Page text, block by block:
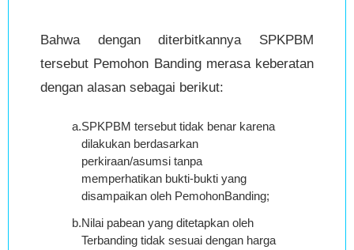
Bahwa dengan diterbitkannya SPKPBM
tersebut Pemohon Banding merasa keberatan
dengan alasan sebagai berikut:
a.SPKPBM tersebut tidak benar karena
dilakukan berdasarkan
perkiraan/asumsi tanpa
memperhatikan bukti-bukti yang
disampaikan oleh PemohonBanding;
b.Nilai pabean yang ditetapkan oleh
Terbanding tidak sesuai dengan harga